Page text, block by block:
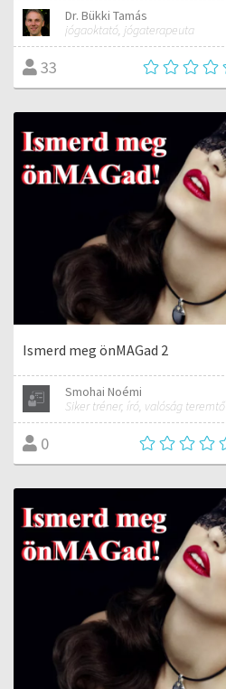
Dr. Bükki Tamás
jógaoktató, jógaterapeuta
33
Ismerd meg önMAGad 2
Smohai Noémi
Siker tréner, író, valóság teremtő
0